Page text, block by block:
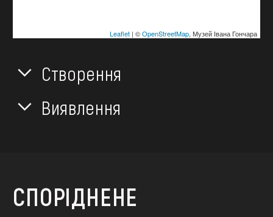
Leaflet| ©OpenStreetMap, Музей Івана Гончара
Створення
Виявлення
СПОРІДНЕНЕ